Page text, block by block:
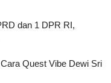
dan 1 DPR RI,
Quest Vibe Dewi Sri